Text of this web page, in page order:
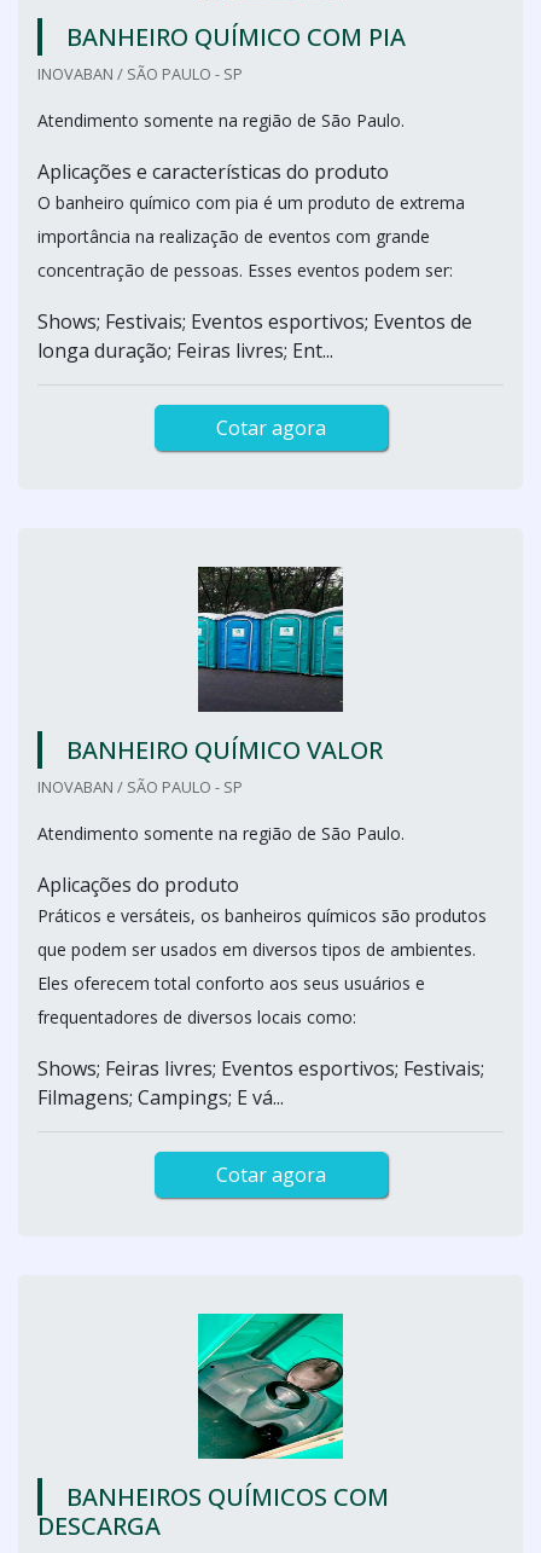
BANHEIRO QUÍMICO COM PIA
INOVABAN / SÃO PAULO - SP
Atendimento somente na região de São Paulo.
Aplicações e características do produto
O banheiro químico com pia é um produto de extrema
importância na realização de eventos com grande
concentração de pessoas. Esses eventos podem ser:
Shows; Festivais; Eventos esportivos; Eventos de
longa duração; Feiras livres; Ent...
Cotar agora
BANHEIRO QUÍMICO VALOR
INOVABAN / SÃO PAULO - SP
Atendimento somente na região de São Paulo.
Aplicações do produto
Práticos e versáteis, os banheiros químicos são produtos
que podem ser usados em diversos tipos de ambientes.
Eles oferecem total conforto aos seus usuários e
frequentadores de diversos locais como:
Shows; Feiras livres; Eventos esportivos; Festivais;
Filmagens; Campings; E vá...
Cotar agora
BANHEIROS QUÍMICOS COM
DESCARGA